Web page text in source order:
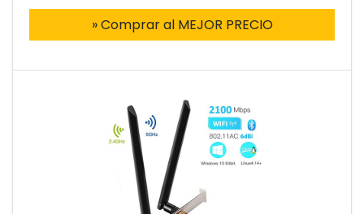
» Comprar al MEJOR PRECIO